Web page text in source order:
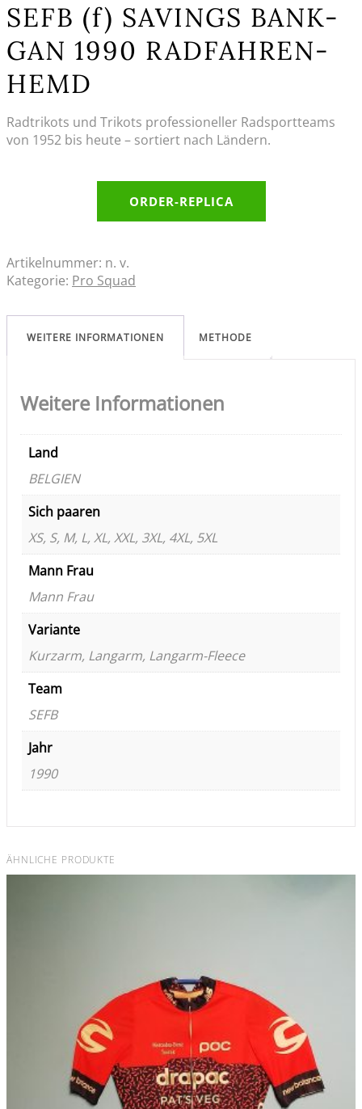
SEFB (f) SAVINGS BANK-
GAN 1990 RADFAHREN-
HEMD
Radtrikots und Trikots professioneller Radsportteams
von 1952 bis heute – sortiert nach Ländern.
ORDER-REPLICA
Artikelnummer: n. v.
Kategorie: Pro Squad
WEITERE INFORMATIONEN METHODE
Weitere Informationen
Land
BELGIEN
Sich paaren
XS, S, M, L, XL, XXL, 3XL, 4XL, 5XL
Mann Frau
Mann Frau
Variante
Kurzarm, Langarm, Langarm-Fleece
Team
SEFB
Jahr
1990
ÄHNLICHE PRODUKTE